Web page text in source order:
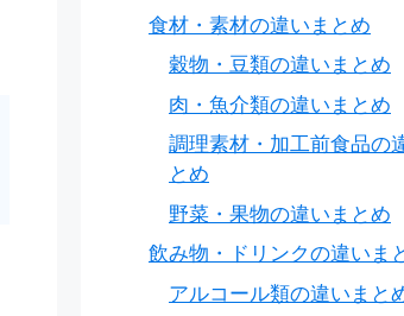
食材・素材の違いまとめ
穀物・豆類の違いまとめ
肉・魚介類の違いまとめ
調理素材・加工前食品の
とめ
野菜・果物の違いまとめ
飲み物・ドリンクの違いま
アルコール類の違いまと